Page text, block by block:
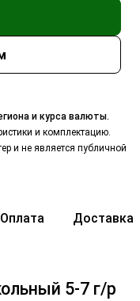
и курса валюты.
и комплектацию.
и не является публичной
Оплата Доставка
5-7 г/р